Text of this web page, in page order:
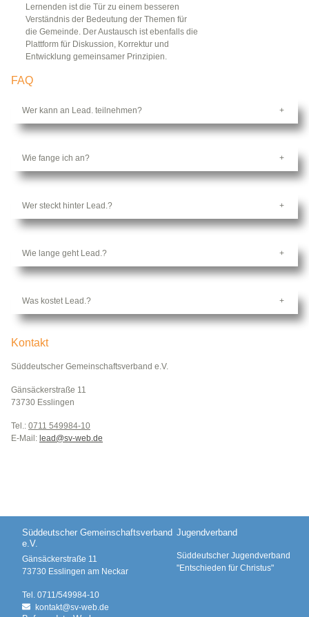
Lernenden ist die Tür zu einem besseren
Verständnis der Bedeutung der Themen für
die Gemeinde. Der Austausch ist ebenfalls die
Plattform für Diskussion, Korrektur und
Entwicklung gemeinsamer Prinzipien.
FAQ
Wer kann an Lead. teilnehmen?
Wie fange ich an?
Wer steckt hinter Lead.?
Wie lange geht Lead.?
Was kostet Lead.?
Kontakt
Süddeutscher Gemeinschaftsverband e.V.
Gänsäckerstraße 11
73730 Esslingen
Tel.: 0711 549984-10
E-Mail: lead@sv-web.de
Süddeutscher Gemeinschaftsverband
e.V.
Gänsäckerstraße 11
73730 Esslingen am Neckar
Tel. 0711/549984-10
kontakt@sv-web.de
Jugendverband
Süddeutscher Jugendverband
"Entschieden für Christus"